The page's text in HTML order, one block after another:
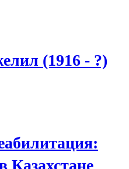
(1916 - ?)
Казахстане